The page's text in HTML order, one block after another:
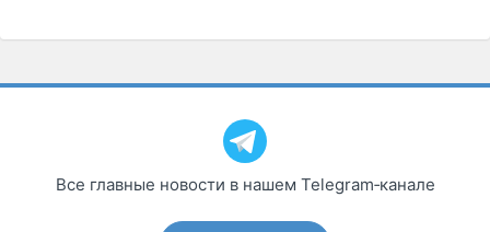
Все главные новости в нашем Telegram‑канале